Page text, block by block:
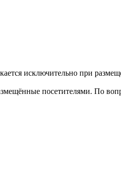
исключительно при
посетителями. По